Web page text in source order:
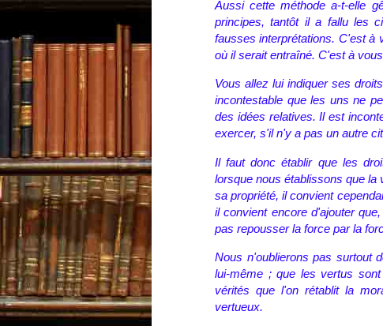
Aussi cette méthode a-t-elle
principes, tantôt il a fallu les
fausses interprétations. C'est à
où il serait entraîné. C'est à
Vous allez lui indiquer ses
incontestable que les uns ne
des idées relatives. Il est
exercer, s'il n'y a pas un autre
Il faut donc établir que les
lorsque nous établissons que la
sa propriété, il convient
il convient encore d'ajouter
pas repousser la force par la
Nous n'oublierons pas surtout
lui-même ; que les vertus
vérités que l'on rétablit la
vertueux.